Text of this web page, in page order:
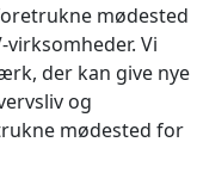
mødested
Vi
der kan give nye
og
mødested for